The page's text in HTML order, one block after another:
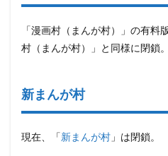
4.47
漫画村
漫画村
ガール
4.49
「漫画村（まんが村）」の有料
村（まんが村）」と同様に閉鎖。
新まんが村
現在、「新まんが村 」は閉鎖。